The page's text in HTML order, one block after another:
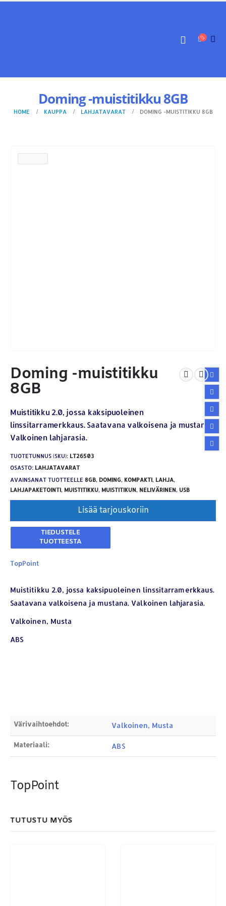
Doming -muistitikku 8GB
HOME KAUPPA LAHJATAVARAT DOMING -MUISTITIKKU 8GB
Doming -muistitikku
8GB
Muistitikku 2.0, jossa kaksipuoleinen
linssitarramerkkaus. Saatavana valkoisena ja mustana.
Valkoinen lahjarasia.
TUOTETUNNUS (SKU): LT26503
OSASTO: LAHJATAVARAT
AVAINSANAT TUOTTEELLE 8GB, DOMING, KOMPAKTI, LAHJA,
LAHJAPAKETOINTI, MUISTITIKKU, MUISTITIKUN, NELIVÄRINEN, USB
Lisää tarjouskoriin
TopPoint
Muistitikku 2.0, jossa kaksipuoleinen linssitarramerkkaus.
Saatavana valkoisena ja mustana. Valkoinen lahjarasia.
Valkoinen, Musta
ABS
Värivaihtoehdot: Valkoinen, Musta
Materiaali: ABS
TopPoint
TUTUSTU MYÖS
Osoite: Hikivuorenkatu 14 C 20, 33710 Tampere
Puhelin:
MAKSUTAPAMME: